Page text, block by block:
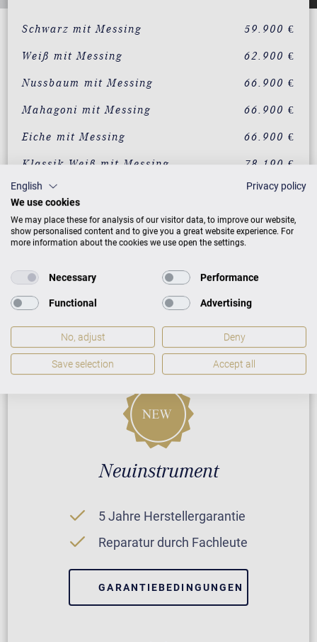
Schwarz mit Messing 59.900 €
Weiß mit Messing 62.900 €
Nussbaum mit Messing 66.900 €
Mahagoni mit Messing 66.900 €
Eiche mit Messing 66.900 €
Klassik Weiß mit Messing 78.190 €
ACADEMY ACADEMY A 190
Neuinstrument
5 Jahre Herstellergarantie
Reparatur durch Fachleute
GARANTIEBEDINGUNGEN
English
Privacy policy
We use cookies
We may place these for analysis of our visitor data, to improve our website,
show personalised content and to give you a great website experience. For
more information about the cookies we use open the settings.
Necessary Performance
Functional Advertising
No, adjust Deny
Save selection Accept all